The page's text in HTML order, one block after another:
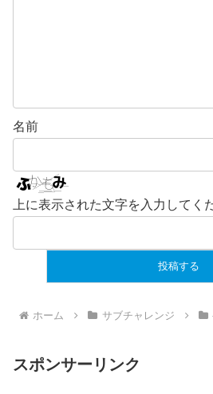
名前
上に表示された文字を入力してく
ホーム サブチャレンジ
スポンサーリンク